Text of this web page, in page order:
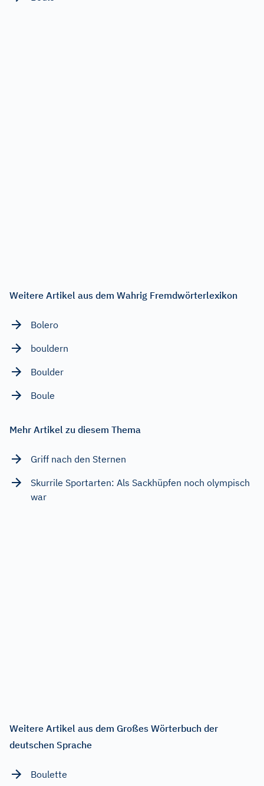
Weitere Artikel aus dem Wahrig Fremdwörterlexikon
Bolero
bouldern
Boulder
Boule
Mehr Artikel zu diesem Thema
Griff nach den Sternen
Skurrile Sportarten: Als Sackhüpfen noch olympisch
war
Weitere Artikel aus dem Großes Wörterbuch der
deutschen Sprache
Boulette